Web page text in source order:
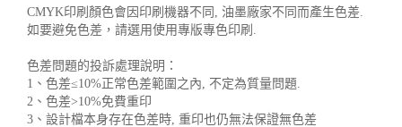
CMYK印刷顏色會因印刷機器不同, 油墨廠家不同而產生色差.
如要避免色差，請選用使用專版專色印刷.
色差問題的投訴處理說明：
1、色差≤10%正常色差範圍之內, 不定為質量問題.
2、色差>10%免費重印
3、設計檔本身存在色差時, 重印也仍無法保證無色差